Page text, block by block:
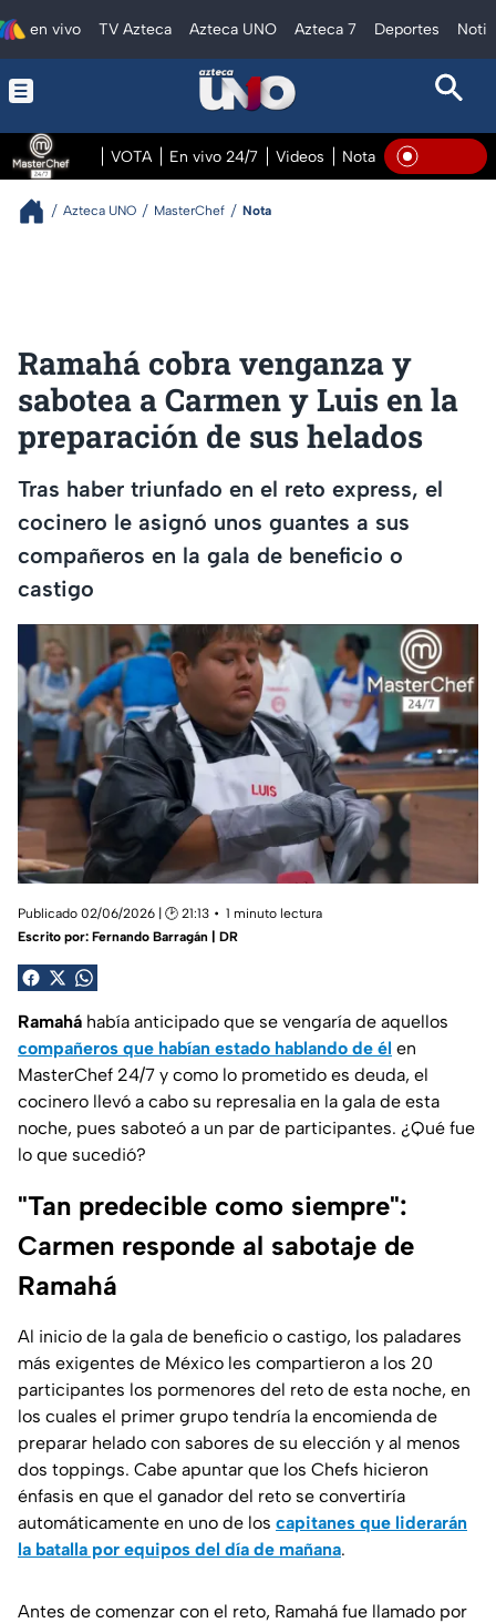
en vivo TV Azteca Azteca UNO Azteca 7 Deportes
VOTA En vivo 24/7 Videos Notas En vivo En
Azteca UNO MasterChef Nota
Ramahá cobra venganza y
sabotea a Carmen y Luis en la
preparación de sus helados
Tras haber triunfado en el reto express, el
cocinero le asignó unos guantes a sus
compañeros en la gala de beneficio o
castigo
Publicado 02/06/2026 | 🕑 21:13
1 minuto lectura
Escrito por: Fernando Barragán | DR
Ramahá había anticipado que se vengaría de aquellos
compañeros que habían estado hablando de él en
MasterChef 24/7 y como lo prometido es deuda, el
cocinero llevó a cabo su represalia en la gala de esta
noche, pues saboteó a un par de participantes. ¿Qué fue
lo que sucedió?
"Tan predecible como siempre":
Carmen responde al sabotaje de
Ramahá
Al inicio de la gala de beneficio o castigo, los paladares
más exigentes de México les compartieron a los 20
participantes los pormenores del reto de esta noche, en
los cuales el primer grupo tendría la encomienda de
preparar helado con sabores de su elección y al menos
dos toppings. Cabe apuntar que los Chefs hicieron
énfasis en que el ganador del reto se convertiría
automáticamente en uno de los capitanes que liderarán
la batalla por equipos del día de mañana.
Antes de comenzar con el reto, Ramahá fue llamado por